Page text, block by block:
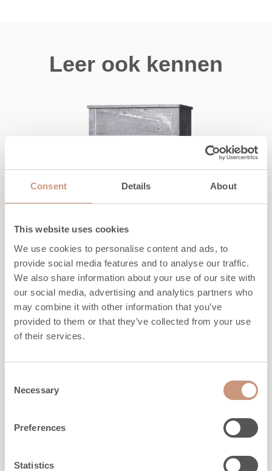
Consent Details About
This website uses cookies
We use cookies to personalise content and ads, to
provide social media features and to analyse our traffic.
We also share information about your use of our site with
our social media, advertising and analytics partners who
may combine it with other information that you’ve
provided to them or that they’ve collected from your use
of their services.
Selection
Necessary
Preferences
Statistics
Leer ook kennen
TTU2700/8
Hoogte 1830mm
1020mm
Diepte
750
mm
Warmde ruimte
110 m2
VERKENNEN